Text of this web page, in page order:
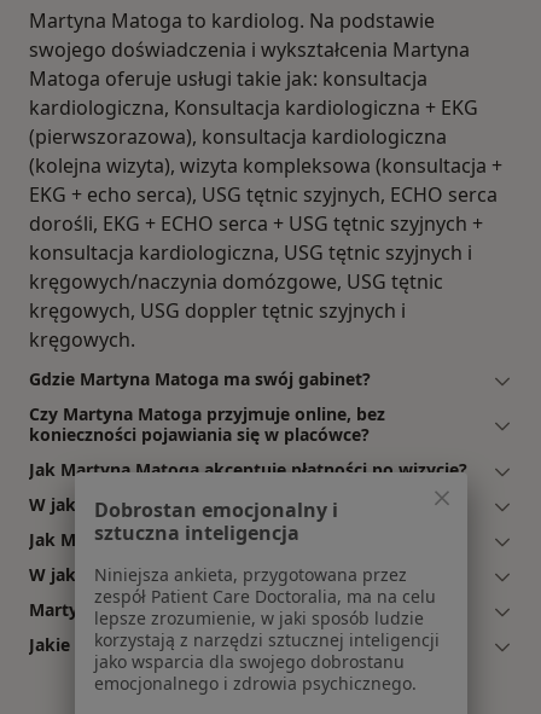
Martyna Matoga to kardiolog. Na podstawie
swojego doświadczenia i wykształcenia Martyna
Matoga oferuje usługi takie jak: konsultacja
kardiologiczna, Konsultacja kardiologiczna + EKG
(pierwszorazowa), konsultacja kardiologiczna
(kolejna wizyta), wizyta kompleksowa (konsultacja +
EKG + echo serca), USG tętnic szyjnych, ECHO serca
dorośli, EKG + ECHO serca + USG tętnic szyjnych +
konsultacja kardiologiczna, USG tętnic szyjnych i
kręgowych/naczynia domózgowe, USG tętnic
kręgowych, USG doppler tętnic szyjnych i
kręgowych.
Gdzie Martyna Matoga ma swój gabinet?
Czy Martyna Matoga przyjmuje online, bez
konieczności pojawiania się w placówce?
Jak Martyna Matoga akceptuje płatności po wizycie?
W jakich językach konsultuje Martyna Matoga?
Jak Martyna Matoga umawia wizyty?
W jakich godzinach przyjmuje Martyna Matoga?
Martyna Matoga: co mówią pacjenci?
Jakie ubezpieczenia akceptuje Martyna Matoga?
Dobrostan emocjonalny i
sztuczna inteligencja
Niniejsza ankieta, przygotowana przez
zespół Patient Care Doctoralia, ma na celu
lepsze zrozumienie, w jaki sposób ludzie
korzystają z narzędzi sztucznej inteligencji
jako wsparcia dla swojego dobrostanu
emocjonalnego i zdrowia psychicznego.